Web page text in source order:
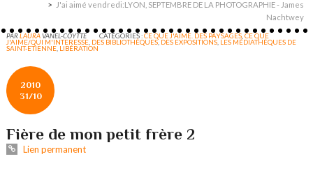
J'ai aimé vendredi:LYON, SEPTEMBRE DE LA PHOTOGRAPHIE - James
Nachtwey
PARLAURAVANEL-COYTTE CATÉGORIES :CE QUE J'AIME. DES PAYSAGES ,CE QUE
J'AIME/QUI M'INTERESSE DES BIBLIOTHÈQUES, DES EXPOSITIONS LES MÉDIATHÈQUES DE
SAINT-ETIENNE LIBÉRATION
2010
31/10
Fière de mon petit frère 2
Lien permanent